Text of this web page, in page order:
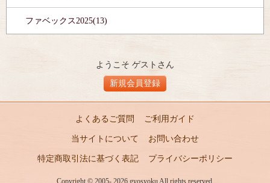
ファベックス2025(13)
ようこそ ゲストさん
新規会員登録
よくあるご質問 ご利用ガイド
当サイトについて お問い合わせ
特定商取引法に基づく表記 プライバシーポリシー